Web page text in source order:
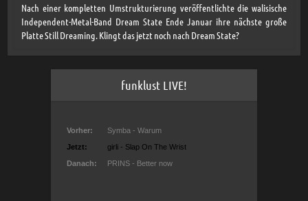
Nach einer kompletten Umstrukturierung veröffentlichte die walisische
Independent-Metal-Band Dream State Ende Januar ihre nächste große
Platte Still Dreaming. Klingt das jetzt noch nach Dream State?
funklust LIVE!